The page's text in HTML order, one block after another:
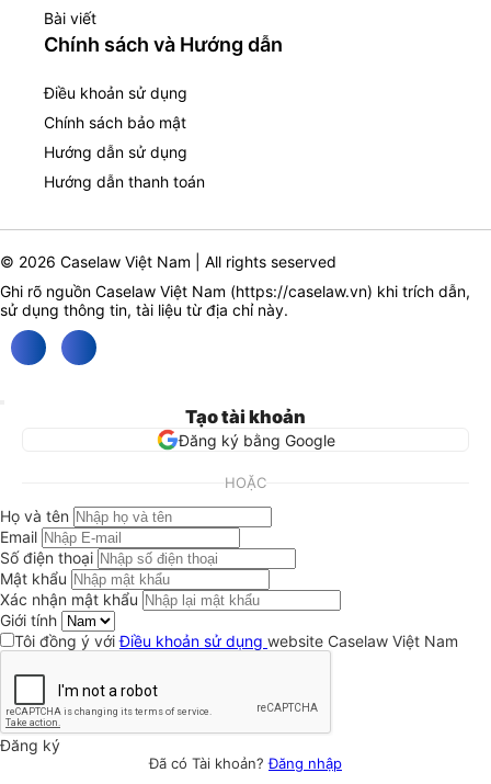
Bài viết
Chính sách và Hướng dẫn
Điều khoản sử dụng
Chính sách bảo mật
Hướng dẫn sử dụng
Hướng dẫn thanh toán
© 2026 Caselaw Việt Nam | All rights seserved
Ghi rõ nguồn Caselaw Việt Nam (https://caselaw.vn) khi trích dẫn,
sử dụng thông tin, tài liệu từ địa chỉ này.
Tạo tài khoản
Đăng ký bằng Google
HOẶC
Họ và tên
Email
Số điện thoại
Mật khẩu
Xác nhận mật khẩu
Giới tính
Tôi đồng ý vớiĐiều khoản sử dụng website Caselaw Việt Nam
Đăng ký
Đã có Tài khoản?Đăng nhập